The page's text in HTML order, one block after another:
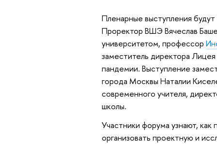
Пленарные выступления
Проректор ВШЭ Вячеслав
университетом, профессор
заместитель директора
пандемии. Выступление
города Москвы Наталии
современного учителя,
школы.
Участники форума узнают,
организовать проектную и